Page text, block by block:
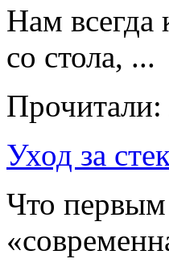
Нам всегда
со стола, ...
Прочитали:
Уход за
Что первым